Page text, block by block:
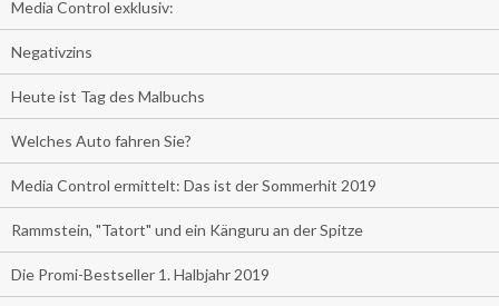
Media Control exklusiv:
Negativzins
Heute ist Tag des Malbuchs
Welches Auto fahren Sie?
Media Control ermittelt: Das ist der Sommerhit 2019
Rammstein, "Tatort" und ein Känguru an der Spitze
Die Promi-Bestseller 1. Halbjahr 2019